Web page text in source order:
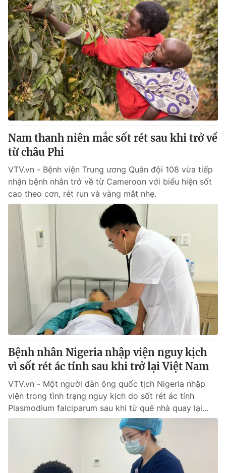
Nam thanh niên mắc sốt rét sau khi trở về
từ châu Phi
VTV.vn - Bệnh viện Trung ương Quân đội 108 vừa tiếp
nhận bệnh nhân trở về từ Cameroon với biểu hiện sốt
cao theo cơn, rét run và vàng mắt nhẹ.
Bệnh nhân Nigeria nhập viện nguy kịch
vì sốt rét ác tính sau khi trở lại Việt Nam
VTV.vn - Một người đàn ông quốc tịch Nigeria nhập
viện trong tình trạng nguy kịch do sốt rét ác tính
Plasmodium falciparum sau khi từ quê nhà quay lại...